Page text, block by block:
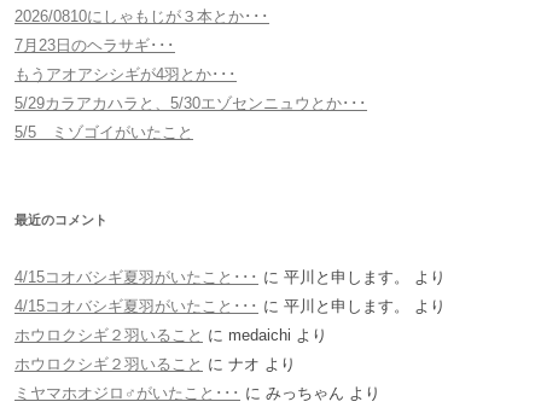
2026/0810にしゃもじが３本とか･･･
7月23日のヘラサギ･･･
もうアオアシシギが4羽とか･･･
5/29カラアカハラと、5/30エゾセンニュウとか･･･
5/5 ミゾゴイがいたこと
最近のコメント
4/15コオバシギ夏羽がいたこと･･･ に 平川と申します。
より
4/15コオバシギ夏羽がいたこと･･･ に 平川と申します。
より
ホウロクシギ２羽いること に medaichi より
ホウロクシギ２羽いること に ナオ より
ミヤマホオジロ♂がいたこと･･･ に みっちゃん より